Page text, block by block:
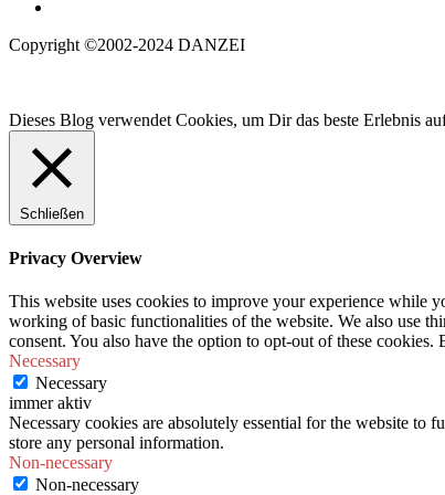
Copyright ©2002-2024 DANZEI
Dieses Blog verwendet Cookies, um Dir das beste Erlebnis
Schließen
Privacy Overview
This website uses cookies to improve your experience while
working of basic functionalities of the website. We also use
consent. You also have the option to opt-out of these
Necessary
Necessary
immer aktiv
Necessary cookies are absolutely essential for the website to
store any personal information.
Non-necessary
Non-necessary